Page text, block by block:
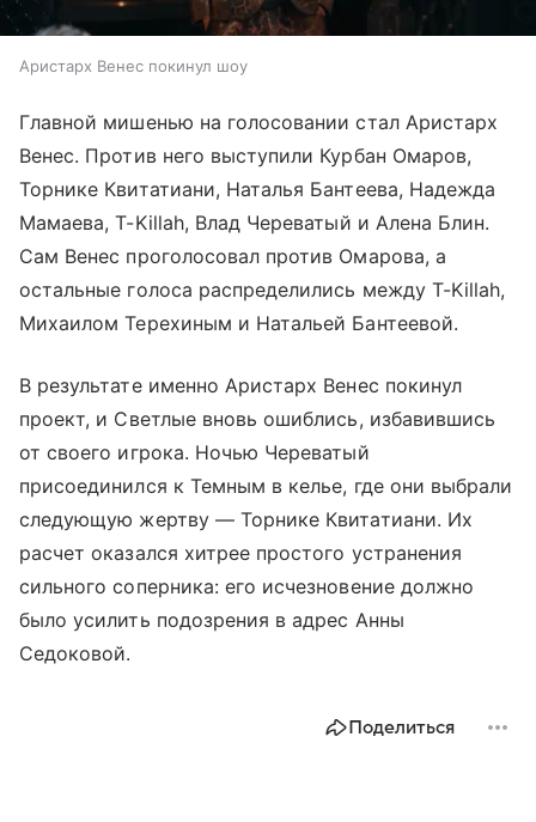
Аристарх Венес покинул шоу
Главной мишенью на голосовании стал Аристарх
Венес. Против него выступили Курбан Омаров,
Торнике Квитатиани, Наталья Бантеева, Надежда
Мамаева, T-Killah, Влад Череватый и Алена Блин.
Сам Венес проголосовал против Омарова, а
остальные голоса распределились между T-Killah,
Михаилом Терехиным и Натальей Бантеевой.
В результате именно Аристарх Венес покинул
проект, и Светлые вновь ошиблись, избавившись
от своего игрока. Ночью Череватый
присоединился к Темным в келье, где они выбрали
следующую жертву — Торнике Квитатиани. Их
расчет оказался хитрее простого устранения
сильного соперника: его исчезновение должно
было усилить подозрения в адрес Анны
Седоковой.
Поделиться